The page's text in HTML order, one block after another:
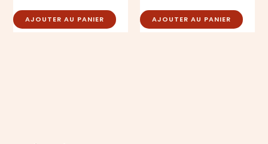
AJOUTER AU PANIER AJOUTER AU PANIER